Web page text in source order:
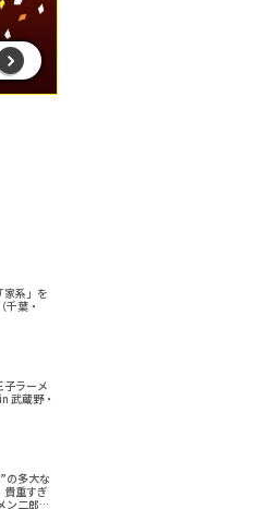
家系」を
千葉・
子ラーメ
武蔵野・
の多大な
貴重すぎ
ン二郎